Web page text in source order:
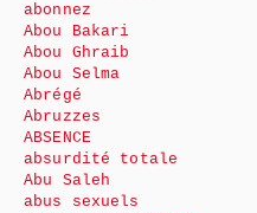
abonnez
Abou Bakari
Abou Ghraib
Abou Selma
Abrégé
Abruzzes
ABSENCE
absurdité totale
Abu Saleh
abus sexuels